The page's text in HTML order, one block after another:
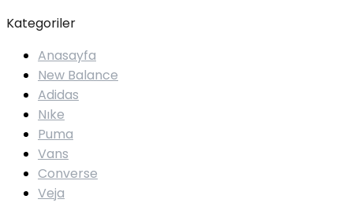
Kategoriler
Anasayfa
New Balance
Adidas
Nıke
Puma
Vans
Converse
Veja